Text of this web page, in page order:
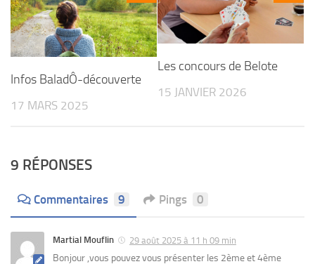
Infos BaladÔ-découverte
17 MARS 2025
Les concours de Belote
15 JANVIER 2026
9 RÉPONSES
Commentaires 9 Pings 0
Martial Mouflin 29 août 2025 à 11 h 09 min
Bonjour ,vous pouvez vous présenter les 2ème et 4ème